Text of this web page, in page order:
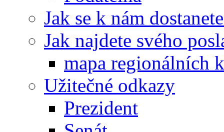
Jak se k nám
Jak najdete svého
mapa regionálních
Užitečné odkazy
Prezident